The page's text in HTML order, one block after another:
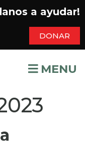
a ayudar!
DONAR
MENU